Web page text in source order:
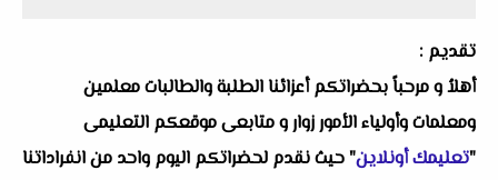
تقديم :
أهلاُ و مرحباً بحضراتكم أعزائنا الطلبة والطالبات معلمين
ومعلمات وأولياء الأمور زوار و متابعى موقعكم التعليمى
"تعليمك أونلاين" حيث نقدم لحضراتكم اليوم واحد من انفراداتنا